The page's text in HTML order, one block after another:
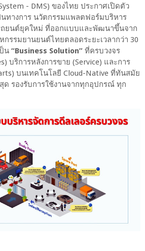
- DMS) ของไทย ประกาศเปิดตัว
ทางการ นวัตกรรมแพลตฟอร์มบริหาร
ยนต์ยุคใหม่ ที่ออกแบบและพัฒนาขึ้นจาก
กรรมยานยนต์ไทยตลอดระยะเวลากว่า 30
น “Business Solution”ที่ครบวงจร
บริการหลังการขาย (Service) และการ
บนเทคโนโลยี Cloud-Native ที่ทันสมัย
รองรับการใช้งานจากทุกอุปกรณ์ ทุก